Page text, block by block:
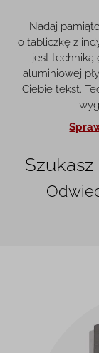
Nadaj
o tabliczkę z
jest techniką
aluminiowej
Ciebie tekst.